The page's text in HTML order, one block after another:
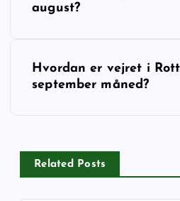
g
s
august?
Hvordan er vejret i
september måned?
Related Posts